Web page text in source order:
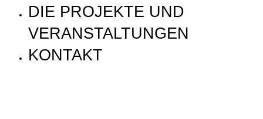
DIE PROJEKTE UND
VERANSTALTUNGEN
KONTAKT